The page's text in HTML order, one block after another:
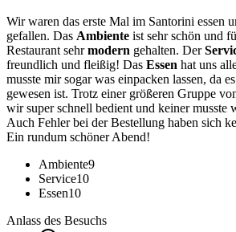
Wir waren das erste Mal im Santorini essen
gefallen. Das Ambiente ist sehr schön und
Restaurant sehrmodern gehalten. Der
freundlich und fleißig! Das Essen hat uns
musste mir sogar was einpacken lassen, da
gewesen ist. Trotz einer größeren Gruppe
wir super schnell bedient und keiner musste
Auch Fehler bei der Bestellung haben sich
Ein rundum schöner Abend!
Ambiente9
Service10
Essen10
Anlass des Besuchs